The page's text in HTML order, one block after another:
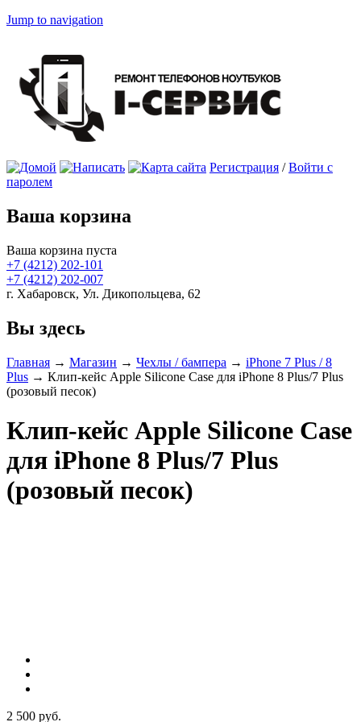
Jump to navigation
Регистрация /Войти с
паролем
Ваша корзина
Ваша корзина пуста
+7 (4212) 202-101
+7 (4212) 202-007
г. Хабаровск, Ул. Дикопольцева, 62
Вы здесь
Главная → Магазин → Чехлы / бампера → iPhone 7 Plus / 8
Plus → Клип-кейс Apple Silicone Case для iPhone 8 Plus/7 Plus
(розовый песок)
Клип-кейс Apple Silicone Case
для iPhone 8 Plus/7 Plus
(розовый песок)
2 500 руб.